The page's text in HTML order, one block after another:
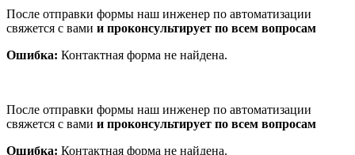
После отправки формы наш инженер по автоматизации
свяжется с вами и проконсультирует по всем вопросам
Ошибка: Контактная форма не найдена.
После отправки формы наш инженер по автоматизации
свяжется с вами и проконсультирует по всем вопросам
Ошибка: Контактная форма не найдена.